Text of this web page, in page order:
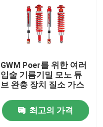
GWM Poer를 위한 여러
입술 기름기밀 모노 튜
브 완충 장치 질소 가스
최고의 가격